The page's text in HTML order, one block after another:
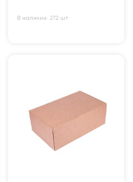
В наличии: 272 шт